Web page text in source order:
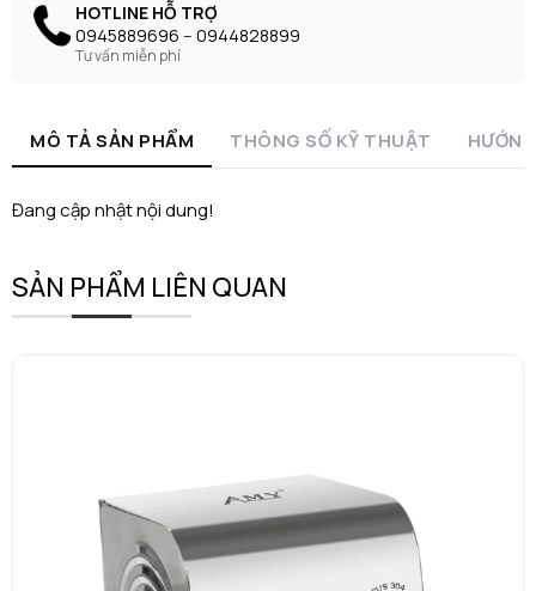
HOTLINE HỖ TRỢ
0945889696 -- 0944828899
Tư vấn miễn phí
MÔ TẢ SẢN PHẨM THÔNG SỐ KỸ THUẬT
Đang cập nhật nội dung!
SẢN PHẨM LIÊN QUAN